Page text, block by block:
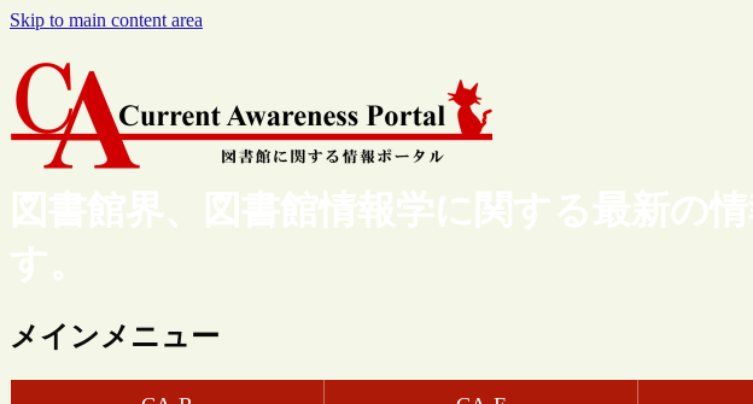
Skip to main content area
図書館界、図書館情報学に関する最新の
す。
メインメニュー